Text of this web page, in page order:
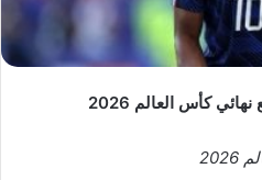
كأس العالم 2026